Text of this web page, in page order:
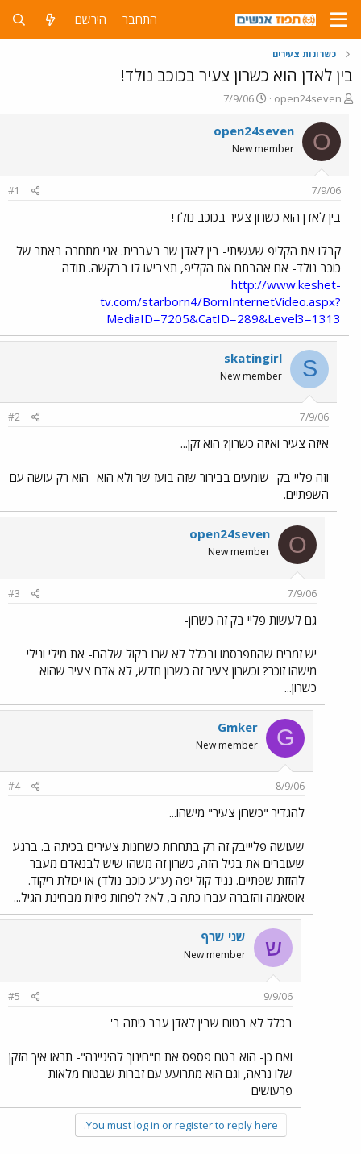
התחבר הירשם
כשרונות צעירים
בין לאדן הוא כשרון צעיר בכוכב נולד!
פ
ו
ת
ח
ה
ו
ש
א
open24seven
פ
ו
ר
ם
ר
7/9/06
O
open24seven
New member
7/9/06
#1
בין לאדן הוא כשרון צעיר בכוכב נולד!
קבלו את הקליפ שעשיתי- בין לאדן שר בעברית. אני מתחרה באתר של
כוכב נולד- אם אהבתם את הקליפ, תצביעו לו בבקשה. תודה
http://www.keshet-
tv.com/starborn4/BornInternetVideo.aspx?
MediaID=7205&CatID=289&Level3=1313
S
skatingirl
New member
7/9/06
#2
איזה צעיר ואיזה כשרון? הוא זקן...
וזה פליי בק- שומעים בבירור שזה בועז שר ולא הוא- הוא רק עושה עם
השפתיים.
O
open24seven
New member
7/9/06
#3
גם לעשות פליי בק זה כשרון-
יש זמרים שהתפרסמו ובכלל לא שרו בקול שלהם- את מילי ונילי
מישהו זוכר? וכשרון צעיר זה כשרון חדש, לא אדם צעיר שהוא
כשרון...
G
Gmker
New member
8/9/06
#4
להגדיר "כשרון צעיר" מישהו...
שעושה פליייבק זה רק בתחרות כשרונות צעירים בכיתה ב. ברגע
שעוברים את בגיל הזה, כשרון זה משהו שיש לבנאדם מעבר
להזזת שפתיים. נגיד קול יפה (ע"ע כוכב נולד) או יכולת ריקוד.
אוסאמה והזברה עברו כתה ב, לא? לפחות פיזית מבחינת הגיל...
ש שני שרף
New member
9/9/06
#5
בכלל לא בטוח שבין לאדן עבר כיתה ב'
ואם כן- הוא בטח פספס את ח"חינוך להיגיינה"- תראו איך הזקן
שלו נראה, וגם הוא מתרועע עם זברות שבטוח מלאות
פרעושים
You must log in or register to reply here.